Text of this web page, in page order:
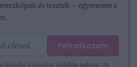
és tesztek – egyenesen a
Feliratkozom
Bien.hu hírlevelet küldjön nekem. Az